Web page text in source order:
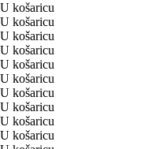
U košaricu
U košaricu
U košaricu
U košaricu
U košaricu
U košaricu
U košaricu
U košaricu
U košaricu
U košaricu